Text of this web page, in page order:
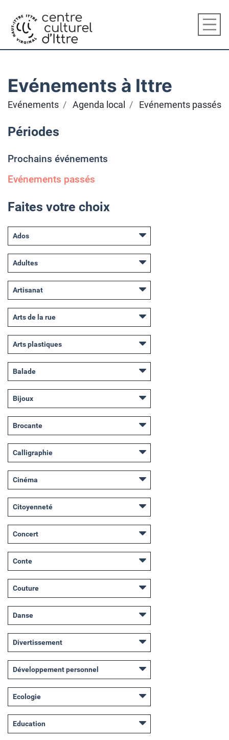
Evénements à Ittre
Evénements Agenda local Evénements passés
Périodes
Prochains événements
Evénements passés
Faites votre choix
Ados
Adultes
Artisanat
Arts de la rue
Arts plastiques
Balade
Bijoux
Brocante
Calligraphie
Cinéma
Citoyenneté
Concert
Conte
Couture
Danse
Divertissement
Développement personnel
Ecologie
Education